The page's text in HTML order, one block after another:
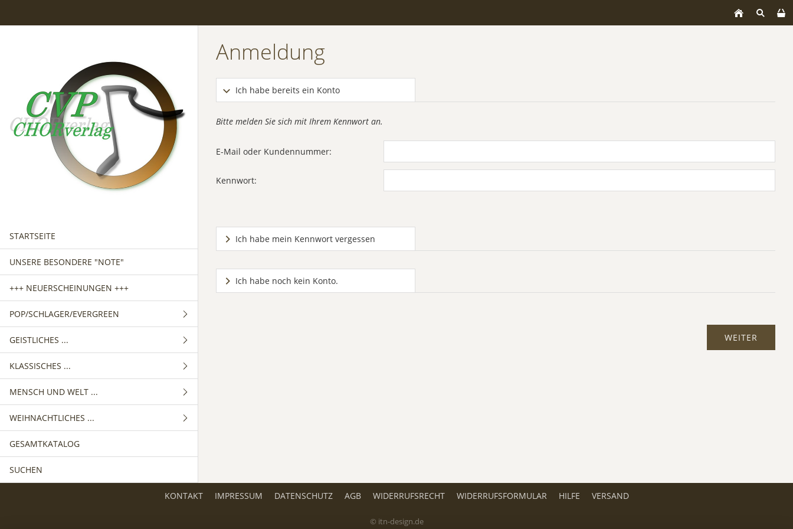
STARTSEITE
UNSERE BESONDERE "NOTE"
+++ NEUERSCHEINUNGEN +++
POP/SCHLAGER/EVERGREEN
GEMISCHTER CHOR
FRAUENCHOR
MÄNNERCHOR
GEISTLICHES ...
GEMISCHTER CHOR
FRAUENCHOR
MÄNNERCHOR
KLASSISCHES ...
GEMISCHTER CHOR
FRAUENCHOR
MÄNNERCHOR
MENSCH UND WELT ...
GEMISCHTER CHOR
FRAUENCHOR
MÄNNERCHOR
WEIHNACHTLICHES ...
GEMISCHTER CHOR
FRAUENCHOR
GESAMTKATALOG
SUCHEN
Anmeldung
Ich habe bereits ein Konto
Bitte melden Sie sich mit Ihrem Kennwort an.
E-Mail oder Kundennummer:
Kennwort:
Ich habe mein Kennwort vergessen
Ich habe noch kein Konto.
KONTAKT IMPRESSUM DATENSCHUTZ AGB WIDERRUFSRECHT WIDERRUFSFORMULAR HILFE VERSAND
© itn-design.de